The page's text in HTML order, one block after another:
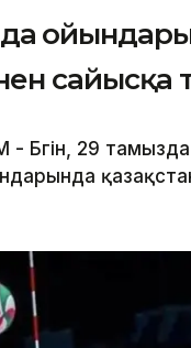
ойындары-
сайысқа
- Бүгін, 29